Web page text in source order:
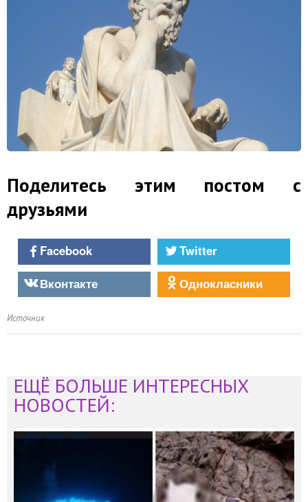
Поделитесь этим постом с
друзьями
Facebook
Twitter
Вконтакте
Однокласники
Источник
ЕЩЁ БОЛЬШЕ ИНТЕРЕСНЫХ
НОВОСТЕЙ: